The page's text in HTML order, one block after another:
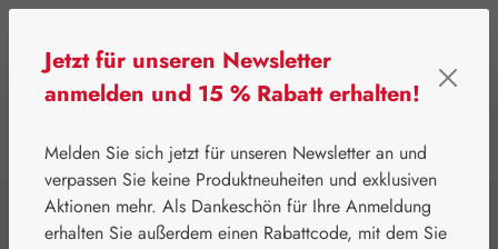
⌂ Gall Pharma Gall Exklusiv
Jetzt für unseren Newsletter
anmelden und 15 % Rabatt erhalten!
Melden Sie sich jetzt für unseren Newsletter an und
verpassen Sie keine Produktneuheiten und exklusiven
Aktionen mehr. Als Dankeschön für Ihre Anmeldung
erhalten Sie außerdem einen Rabattcode, mit dem Sie